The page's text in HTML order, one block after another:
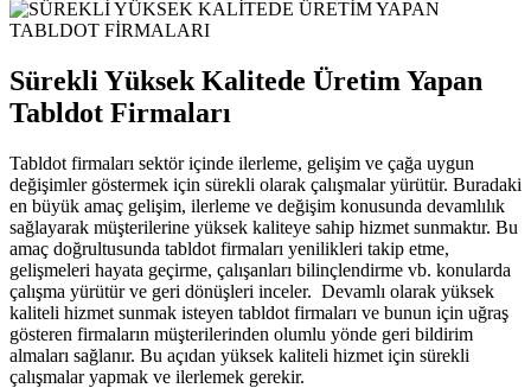
Sürekli Yüksek Kalitede Üretim Yapan
Tabldot Firmaları
Tabldot firmaları sektör içinde ilerleme, gelişim ve çağa uygun
değişimler göstermek için sürekli olarak çalışmalar yürütür. Buradaki
en büyük amaç gelişim, ilerleme ve değişim konusunda devamlılık
sağlayarak müşterilerine yüksek kaliteye sahip hizmet sunmaktır. Bu
amaç doğrultusunda tabldot firmaları yenilikleri takip etme,
gelişmeleri hayata geçirme, çalışanları bilinçlendirme vb. konularda
çalışma yürütür ve geri dönüşleri inceler. Devamlı olarak yüksek
kaliteli hizmet sunmak isteyen tabldot firmaları ve bunun için uğraş
gösteren firmaların müşterilerinden olumlu yönde geri bildirim
almaları sağlanır. Bu açıdan yüksek kaliteli hizmet için sürekli
çalışmalar yapmak ve ilerlemek gerekir.